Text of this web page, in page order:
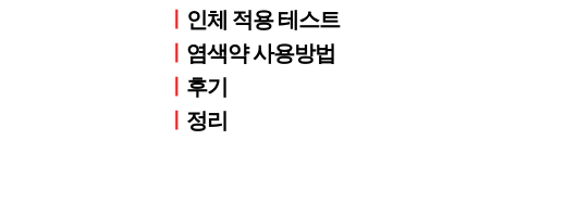
인체 적용 테스트
염색약 사용방법
후기
정리